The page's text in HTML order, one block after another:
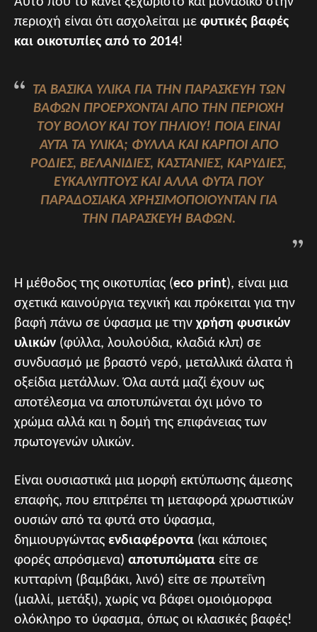
περιοχή είναι ότι ασχολείται με φυτικές βαφές
και οικοτυπίες από το 2014!
ΤΑ ΒΑΣΙΚΆ ΥΛΙΚΆ ΓΙΑ ΤΗΝ ΠΑΡΑΣΚΕΥΉ ΤΩΝ
ΒΑΦΏΝ ΠΡΟΈΡΧΟΝΤΑΙ ΑΠΌ ΤΗΝ ΠΕΡΙΟΧΉ
ΤΟΥ ΒΌΛΟΥ ΚΑΙ ΤΟΥ ΠΗΛΊΟΥ! ΠΟΙΑ ΕΊΝΑΙ
ΑΥΤΆ ΤΑ ΥΛΙΚΆ; ΦΎΛΛΑ ΚΑΙ ΚΑΡΠΟΊ ΑΠΌ
ΡΟΔΙΈΣ, ΒΕΛΑΝΙΔΙΈΣ, ΚΑΣΤΑΝΙΈΣ, ΚΑΡΥΔΙΈΣ,
ΕΥΚΑΛΎΠΤΟΥΣ ΚΑΙ ΆΛΛΑ ΦΥΤΆ ΠΟΥ
ΠΑΡΑΔΟΣΙΑΚΆ ΧΡΗΣΙΜΟΠΟΙΟΎΝΤΑΝ ΓΙΑ
ΤΗΝ ΠΑΡΑΣΚΕΥΉ ΒΑΦΏΝ.
Η μέθοδος της οικοτυπίας (eco print), είναι μια
σχετικά καινούργια τεχνική και πρόκειται για την
βαφή πάνω σε ύφασμα με την χρήση φυσικών
υλικών (φύλλα, λουλούδια, κλαδιά κλπ) σε
συνδυασμό με βραστό νερό, μεταλλικά άλατα ή
οξείδια μετάλλων. Όλα αυτά μαζί έχουν ως
αποτέλεσμα να αποτυπώνεται όχι μόνο το
χρώμα αλλά και η δομή της επιφάνειας των
πρωτογενών υλικών.
Είναι ουσιαστικά μια μορφή εκτύπωσης άμεσης
επαφής, που επιτρέπει τη μεταφορά χρωστικών
ουσιών από τα φυτά στο ύφασμα,
δημιουργώντας ενδιαφέροντα (και κάποιες
φορές απρόσμενα) αποτυπώματα είτε σε
κυτταρίνη (βαμβάκι, λινό) είτε σε πρωτεΐνη
(μαλλί, μετάξι), χωρίς να βάφει ομοιόμορφα
ολόκληρο το ύφασμα, όπως οι κλασικές βαφές!